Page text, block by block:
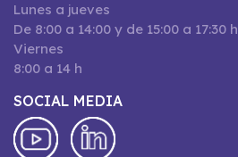
Lunes a jueves
De 8:00 a 14:00 y de 15:00 a 17:30 h
Viernes
8:00 a 14 h
SOCIAL MEDIA